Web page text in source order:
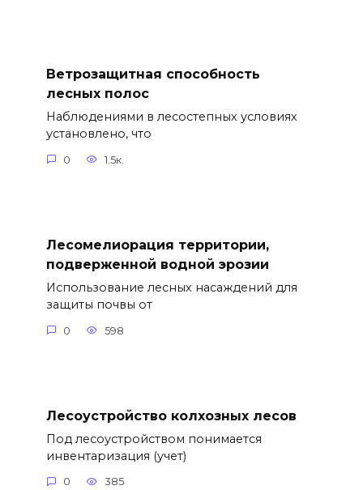
Ветрозащитная способность
лесных полос
Наблюдениями в лесостепных условиях
установлено, что
0 1.5к.
Лесомелиорация территории,
подверженной водной эрозии
Использование лесных насаждений для
защиты почвы от
0 598
Лесоустройство колхозных лесов
Под лесоустройством понимается
инвентаризация (учет)
0 385